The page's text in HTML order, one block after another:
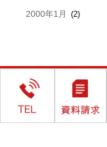
2000年1月 (2)